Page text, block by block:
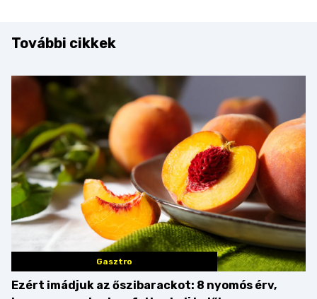
További cikkek
Gasztro
Ezért imádjuk az őszibarackot: 8 nyomós érv,